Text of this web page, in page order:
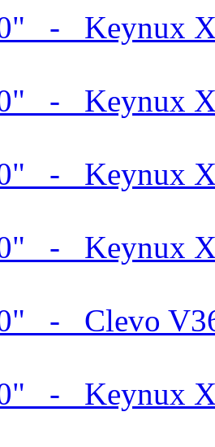
- Keynux
- Keynux
- Keynux
- Keynux
- Clevo
- Keynux